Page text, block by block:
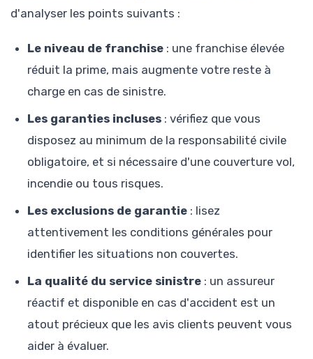
d'analyser les points suivants :
Le niveau de franchise : une franchise élevée
réduit la prime, mais augmente votre reste à
charge en cas de sinistre.
Les garanties incluses : vérifiez que vous
disposez au minimum de la responsabilité civile
obligatoire, et si nécessaire d'une couverture vol,
incendie ou tous risques.
Les exclusions de garantie : lisez
attentivement les conditions générales pour
identifier les situations non couvertes.
La qualité du service sinistre : un assureur
réactif et disponible en cas d'accident est un
atout précieux que les avis clients peuvent vous
aider à évaluer.